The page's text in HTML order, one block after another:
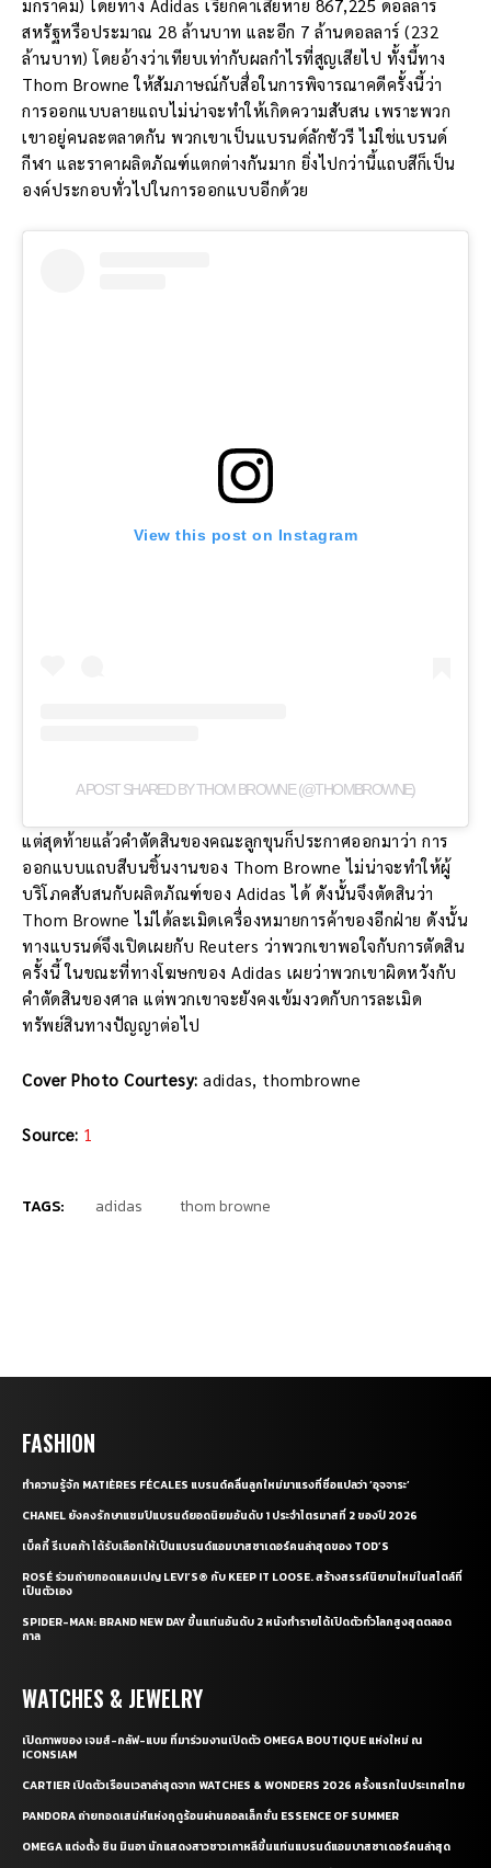
มกราคม) โดยทาง Adidas เรียกค่าเสียหาย 867,225 ดอลลาร์
สหรัฐหรือประมาณ 28 ล้านบาท และอีก 7 ล้านดอลลาร์ (232
ล้านบาท) โดยอ้างว่าเทียบเท่ากับผลกำไรที่สูญเสียไป ทั้งนี้ทาง
Thom Browne ให้สัมภาษณ์กับสื่อในการพิจารณาคดีครั้งนี้ว่า
การออกแบบลายแถบไม่น่าจะทำให้เกิดความสับสน เพราะพวก
เขาอยู่คนละตลาดกัน พวกเขาเป็นแบรนด์ลักชัวรี ไม่ใช่แบรนด์
กีฬา และราคาผลิตภัณฑ์แตกต่างกันมาก ยิ่งไปกว่านี้แถบสีก็เป็น
องค์ประกอบทั่วไปในการออกแบบอีกด้วย
View this post on Instagram
A POST SHARED BY THOM BROWNE (@THOMBROWNE)
แต่สุดท้ายแล้วคำตัดสินของคณะลูกขุนก็ประกาศออกมาว่า การ
ออกแบบแถบสีบนชิ้นงานของ Thom Browne ไม่น่าจะทำให้ผู้
บริโภคสับสนกับผลิตภัณฑ์ของ Adidas ได้ ดังนั้นจึงตัดสินว่า
Thom Browne ไม่ได้ละเมิดเครื่องหมายการค้าของอีกฝ่าย ดังนั้น
ทางแบรนด์จึงเปิดเผยกับ Reuters ว่าพวกเขาพอใจกับการตัดสิน
ครั้งนี้ ในขณะที่ทางโฆษกของ Adidas เผยว่าพวกเขาผิดหวังกับ
คำตัดสินของศาล แต่พวกเขาจะยังคงเข้มงวดกับการละเมิด
ทรัพย์สินทางปัญญาต่อไป
Cover Photo Courtesy: adidas, thombrowne
Source: 1
TAGS: adidas thom browne
FASHION
ทำความรู้จัก MATIÈRES FÉCALES แบรนด์คลื่นลูกใหม่มาแรงที่ชื่อแปลว่า ‘อุจจาระ’
CHANEL ยังคงรักษาแชมป์แบรนด์ยอดนิยมอันดับ 1 ประจำไตรมาสที่ 2 ของปี 2026
เบ็คกี้ รีเบคก้า ได้รับเลือกให้เป็นแบรนด์แอมบาสซาเดอร์คนล่าสุดของ TOD’S
ROSÉ ร่วมถ่ายทอดแคมเปญ LEVI’S® กับ KEEP IT LOOSE. สร้างสรรค์นิยามใหม่ในสไตล์ที่
เป็นตัวเอง
SPIDER-MAN: BRAND NEW DAY ขึ้นแท่นอันดับ 2 หนังทำรายได้เปิดตัวทั่วโลกสูงสุดตลอด
กาล
WATCHES & JEWELRY
เปิดภาพของ เจมส์-กลัฟ-แบม ที่มาร่วมงานเปิดตัว OMEGA BOUTIQUE แห่งใหม่ ณ
ICONSIAM
CARTIER เปิดตัวเรือนเวลาล่าสุดจาก WATCHES & WONDERS 2026 ครั้งแรกในประเทศไทย
PANDORA ถ่ายทอดเสน่ห์แห่งฤดูร้อนผ่านคอลเล็กชั่น ESSENCE OF SUMMER
OMEGA แต่งตั้ง ชิน มินอา นักแสดงสาวชาวเกาหลีขึ้นแท่นแบรนด์แอมบาสซาเดอร์คนล่าสุด